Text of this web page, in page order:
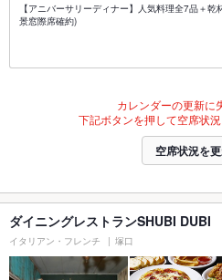
【アニバーサリーディナー】人気料理全7品＋
景窓際席確約)
カレンダーの更新に
下記ボタンを押して空席状況
空席状況を
ダイニングレストランSHUBI DUBI
イタリアン・フレンチ 塚口